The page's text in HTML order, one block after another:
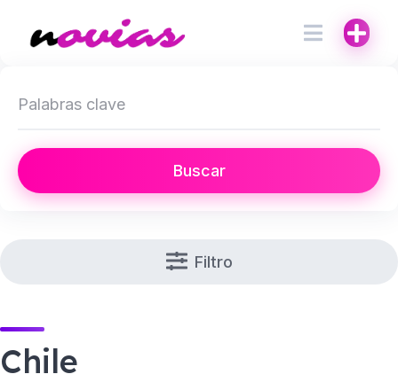
Buscar
Filtro
Chile